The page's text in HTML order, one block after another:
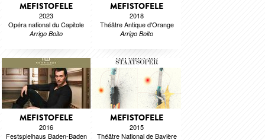
MEFISTOFELE
2023
Opéra national du Capitole
Arrigo Boito
MEFISTOFELE
2018
Théâtre Antique d'Orange
Arrigo Boito
MEFISTOFELE
2016
Festspielhaus Baden-Baden
MEFISTOFELE
2015
Théâtre National de Bavière